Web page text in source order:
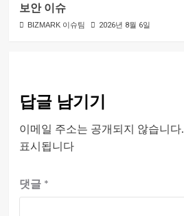
보안 이슈
BIZMARK 이슈팀 2026년 8월 6일
답글 남기기
이메일 주소는 공개되지 않습니다.
표시됩니다
댓글 *